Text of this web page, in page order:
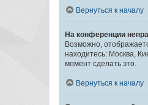
Вернуться к началу
На конференции
Возможно,
находитесь: Москва,
момент сделать это.
Вернуться к началу